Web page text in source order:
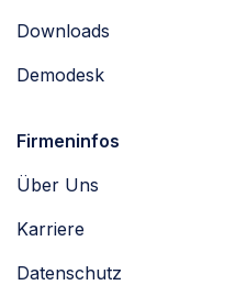
Downloads
Demodesk
Firmeninfos
Über Uns
Karriere
Datenschutz